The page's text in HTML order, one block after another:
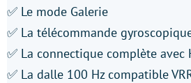
✅ Le mode Galerie
✅ La télécommande
✅ La connectique complète avec
✅ La dalle 100 Hz compatible